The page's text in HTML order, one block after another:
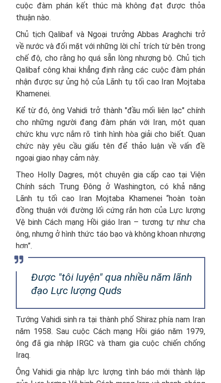
cuộc đàm phán kết thúc mà không đạt được thỏa
thuận nào.
Chủ tịch Qalibaf và Ngoại trưởng Abbas Araghchi trở
về nước và đối mặt với những lời chỉ trích từ bên trong
chế độ, cho rằng họ quá sẵn lòng nhượng bộ. Chủ tịch
Qalibaf công khai khẳng định rằng các cuộc đàm phán
nhận được sự ủng hộ của Lãnh tụ tối cao Iran Mojtaba
Khamenei.
Kể từ đó, ông Vahidi trở thành "đầu mối liên lạc" chính
cho những người đang đàm phán với Iran, một quan
chức khu vực nắm rõ tình hình hòa giải cho biết. Quan
chức này yêu cầu giấu tên để thảo luận về vấn đề
ngoại giao nhạy cảm này.
Theo Holly Dagres, một chuyên gia cấp cao tại Viện
Chính sách Trung Đông ở Washington, có khả năng
Lãnh tụ tối cao Iran Mojtaba Khamenei “hoàn toàn
đồng thuận với đường lối cứng rắn hơn của Lực lượng
Vệ binh Cách mạng Hồi giáo Iran – tương tự như cha
ông, nhưng ở hình thức táo bạo và không khoan nhượng
hơn”.
Được "tôi luyện" qua nhiều năm lãnh
đạo Lực lượng Quds
Tướng Vahidi sinh ra tại thành phố Shiraz phía nam Iran
năm 1958. Sau cuộc Cách mạng Hồi giáo năm 1979,
ông đã gia nhập IRGC và tham gia cuộc chiến chống
Iraq.
Ông Vahidi gia nhập lực lượng tình báo mới thành lập